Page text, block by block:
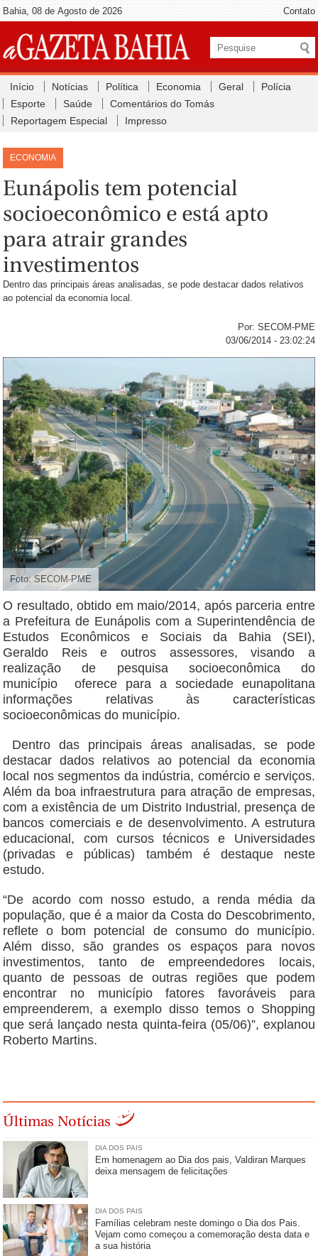
Bahia, 08 de Agosto de 2026 Contato
Início Notícias Política Economia Geral
Polícia
Esporte
Saúde
Comentários do Tomás
Reportagem Especial
Impresso
ECONOMIA
Eunápolis tem potencial
socioeconômico e está apto
para atrair grandes
investimentos
Dentro das principais áreas analisadas, se pode destacar dados relativos
ao potencial da economia local.
Por: SECOM-PME
03/06/2014 - 23:02:24
Foto: SECOM-PME
O resultado, obtido em maio/2014, após parceria entre
a Prefeitura de Eunápolis com a Superintendência de
Estudos Econômicos e Sociais da Bahia (SEI),
Geraldo Reis e outros assessores, visando a
realização de pesquisa socioeconômica do
município oferece para a sociedade eunapolitana
informações relativas às características
socioeconômicas do município.
Dentro das principais áreas analisadas, se pode
destacar dados relativos ao potencial da economia
local nos segmentos da indústria, comércio e serviços.
Além da boa infraestrutura para atração de empresas,
com a existência de um Distrito Industrial, presença de
bancos comerciais e de desenvolvimento. A estrutura
educacional, com cursos técnicos e Universidades
(privadas e públicas) também é destaque neste
estudo.
“De acordo com nosso estudo, a renda média da
população, que é a maior da Costa do Descobrimento,
reflete o bom potencial de consumo do município.
Além disso, são grandes os espaços para novos
investimentos, tanto de empreendedores locais,
quanto de pessoas de outras regiões que podem
encontrar no município fatores favoráveis para
empreenderem, a exemplo disso temos o Shopping
que será lançado nesta quinta-feira (05/06)”, explanou
Roberto Martins.
Últimas Notícias
DIA DOS PAIS
Em homenagem ao Dia dos pais, Valdiran Marques
deixa mensagem de felicitações
DIA DOS PAIS
Famílias celebram neste domingo o Dia dos Pais.
Vejam como começou a comemoração desta data e
a sua história